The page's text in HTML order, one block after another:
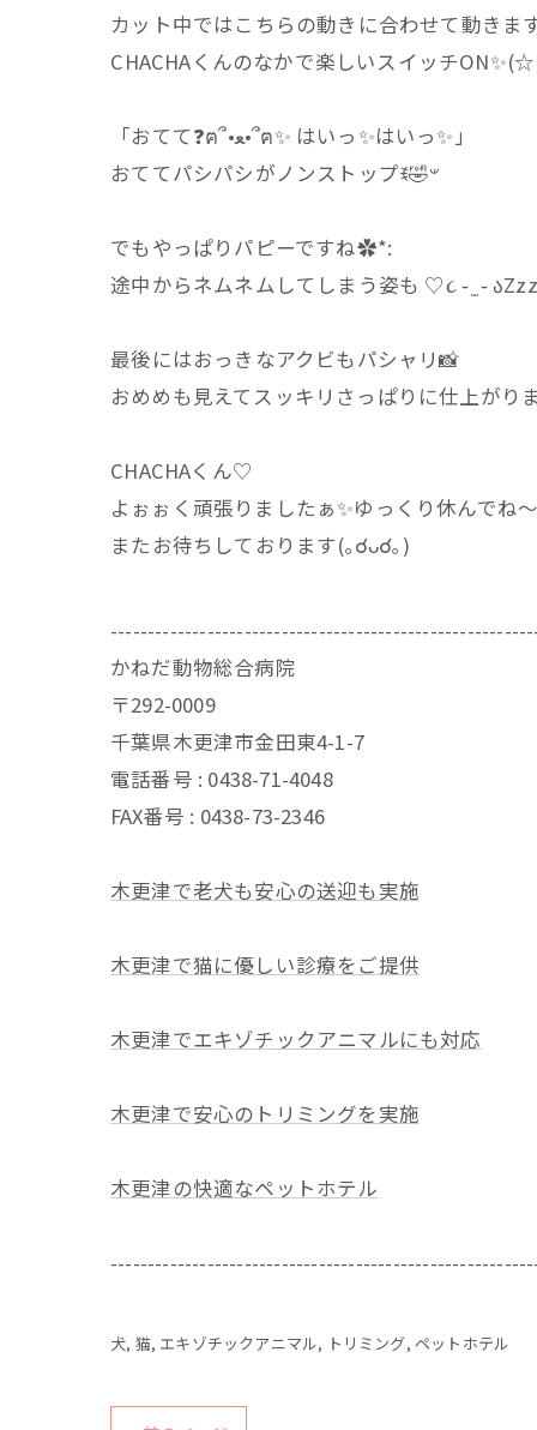
カット中ではこちらの動きに合わせて動きま
⁡⁡CHACHAくんのなかで楽しいスイッチ
⁡「おてて❓ฅ՞•ﻌ•՞ฅ✨ はいっ✨はいっ✨」⁡
⁡でもやっぱりパピーですね✿*:⁡
⁡途中からネムネムしてしまう姿も ♡૮ ֊ ̫ ֊ აZzz⁡
⁡最後にはおっきなアクビもパシャリ📸⁡
おめめも見えてスッキリさっぱりに仕上がり
⁡CHACHAくん♡⁡
よぉぉく頑張りましたぁ✨ゆっくり休んでね～
⁡またお待ちしております(｡☌ᴗ☌｡)⁡
かねだ動物総合病院
〒292-0009
千葉県木更津市金田東4-1-7
電話番号 : 0438-71-4048
FAX番号 : 0438-73-2346
木更津で老犬も安心の送迎も実施
木更津で猫に優しい診療をご提供
木更津でエキゾチックアニマルにも対応
木更津で安心のトリミングを実施
木更津の快適なペットホテル
犬 猫 エキゾチックアニマル トリミング ペットホテル